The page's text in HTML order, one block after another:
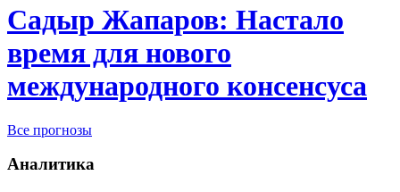
Садыр Жапаров: Настало
время для нового
международного консенсуса
Все прогнозы
Аналитика